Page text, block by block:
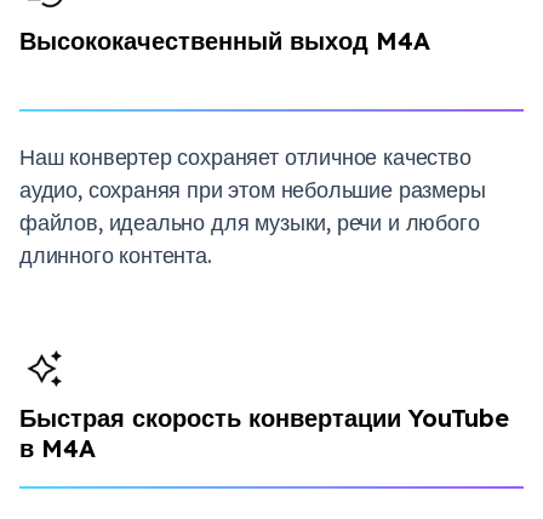
Высококачественный выход M4A
Наш конвертер сохраняет отличное качество
аудио, сохраняя при этом небольшие размеры
файлов, идеально для музыки, речи и любого
длинного контента.
Быстрая скорость конвертации YouTube
в M4A